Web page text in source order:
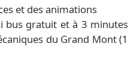
et des animations
bus gratuit et à 3 minutes
du Grand Mont (1